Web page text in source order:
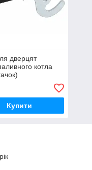
дверцят
котла
Купити